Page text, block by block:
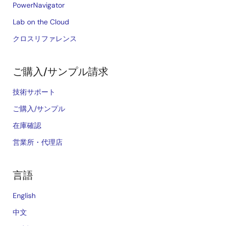
PowerNavigator
Lab on the Cloud
クロスリファレンス
ご購入/サンプル請求
技術サポート
ご購入/サンプル
在庫確認
営業所・代理店
言語
English
中文